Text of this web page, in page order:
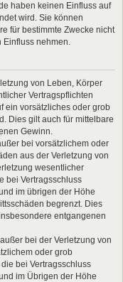
haben keinen Einfluss auf
wird. Sie können
für bestimmte Zwecke nicht
Einfluss nehmen.
von Leben, Körper
Vertragspflichten
ein vorsätzliches oder grob
Dies gilt auch für mittelbare
Gewinn.
bei vorsätzlichem oder
aus der Verletzung von
wesentlicher
bei Vertragsschluss
im übrigen der Höhe
begrenzt. Dies
entgangenen
bei der Verletzung von
oder grob
bei Vertragsschluss
im Übrigen der Höhe